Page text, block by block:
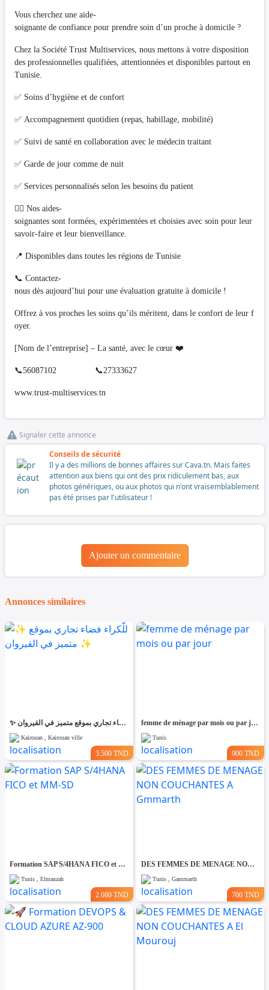
Vous cherchez une aide-
soignante de confiance pour prendre soin d’un proche à domicile ?
Chez la Société Trust Multiservices, nous mettons à votre disposition
des professionnelles qualifiées, attentionnées et disponibles partout en
Tunisie.
✅ Soins d’hygiène et de confort
✅ Accompagnement quotidien (repas, habillage, mobilité)
✅ Suivi de santé en collaboration avec le médecin traitant
✅ Garde de jour comme de nuit
✅ Services personnalisés selon les besoins du patient
👩‍⚕️ Nos aides-
soignantes sont formées, expérimentées et choisies avec soin pour leur
savoir-faire et leur bienveillance.
📍 Disponibles dans toutes les régions de Tunisie
📞 Contactez-
nous dès aujourd’hui pour une évaluation gratuite à domicile !
Offrez à vos proches les soins qu’ils méritent, dans le confort de leur f
oyer.
[Nom de l’entreprise] – La santé, avec le cœur ❤️
📞56087102 📞27333627
www.trust-multiservices.tn
Signaler cette annonce
Conseils de sécurité
Il y a des millions de bonnes affaires sur Cava.tn. Mais faites
attention aux biens qui ont des prix ridiculement bas, aux
photos génériques, ou aux photos qui n'ont vraisemblablement
pas été prises par l'utilisateur !
Ajouter un commentaire
Annonces similaires
✨ للّكراء فضاء تجاري بموقع متميز في القيروان ✨
Kairouan , Kairouan ville
3.500 TND
femme de ménage par mois ou par jour
Tunis
900 TND
Formation SAP S/4HANA FICO et MM-SD
Tunis , Elmanzah
2.080 TND
DES FEMMES DE MENAGE NON COUCHANTES A Gmmarth
Tunis , Gammarth
700 TND